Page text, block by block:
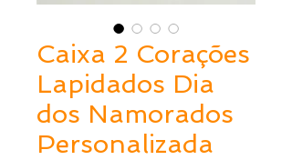
Caixa 2 Corações
Lapidados Dia
dos Namorados
Personalizada